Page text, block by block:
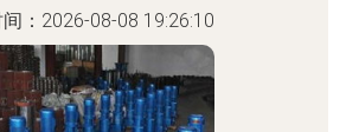
：2026-08-08 19:26:10